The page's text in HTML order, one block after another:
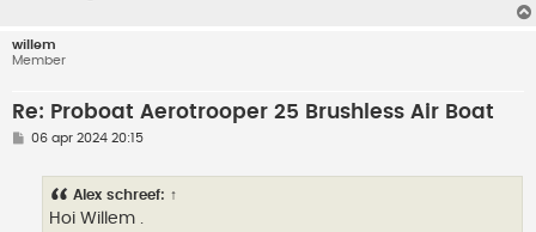
willem
Member
Re: Proboat Aerotrooper 25 Brushless Air Boat
B06 apr 2024 20:15
Alex schreef: ↑
Hoi Willem .